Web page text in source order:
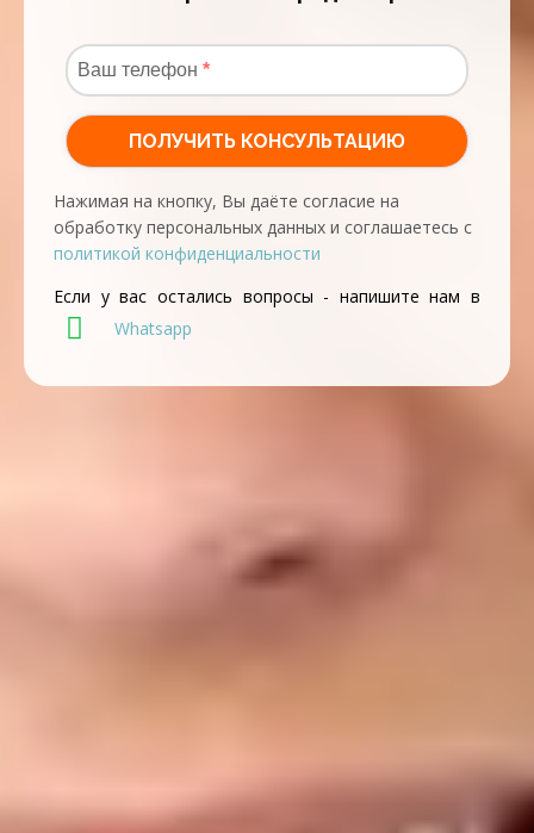
Нажимая на кнопку, Вы даёте согласие на
обработку персональных данных и соглашаетесь с
политикой конфиденциальности
Если у вас остались вопросы - напишите нам в
Whatsapp